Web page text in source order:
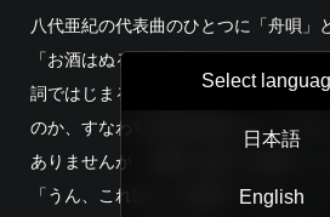
八代亜紀の代表曲のひとつに「舟唄」
「お酒はぬるめの燗がいい 肴はあぶ
詞ではじまるこの曲ですが、「あぶっ
のか、すなわち舟唄の舞台はどこなの
ありませんが、実際に彼女に佐渡のイ
「うん、これはもう佐渡のイカとい
Select
日本語
English